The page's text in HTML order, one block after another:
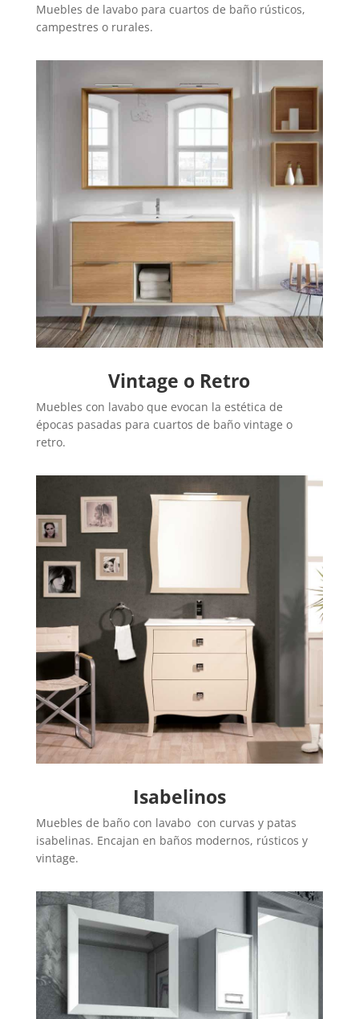
Muebles de lavabo para cuartos de baño rústicos,
campestres o rurales.
Vintage o Retro
Muebles con lavabo que evocan la estética de
épocas pasadas para cuartos de baño vintage o
retro.
Isabelinos
Muebles de baño con lavabo con curvas y patas
isabelinas. Encajan en baños modernos, rústicos y
vintage.